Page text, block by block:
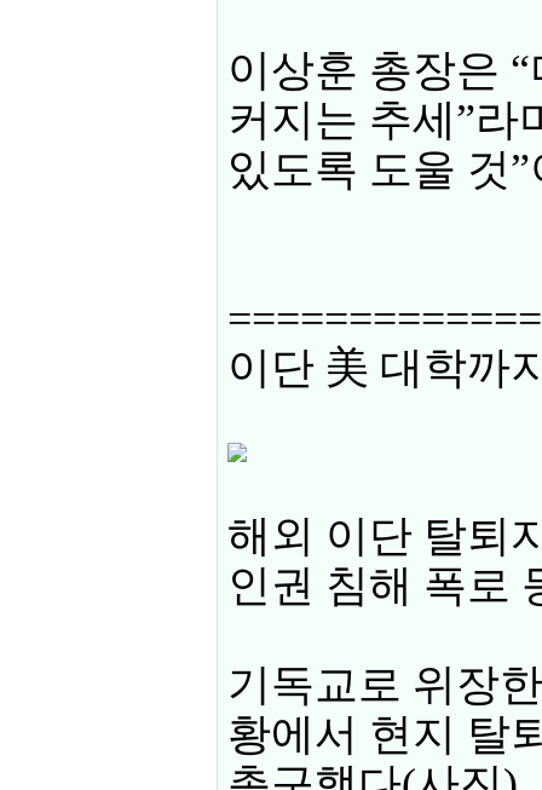
이상훈 총장은
커지는 추세”라
있도록 도울 것
이단 美 대학까
해외 이단 탈퇴
인권 침해 폭로
기독교로 위장
황에서 현지 탈